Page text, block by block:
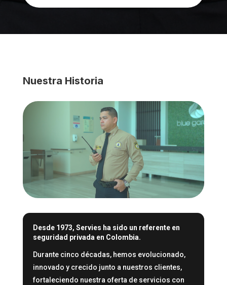
Nuestra Historia
Desde 1973, Servies ha sido un referente en
seguridad privada en Colombia.
Durante cinco décadas, hemos evolucionado,
innovado y crecido junto a nuestros clientes,
fortaleciendo nuestra oferta de servicios con